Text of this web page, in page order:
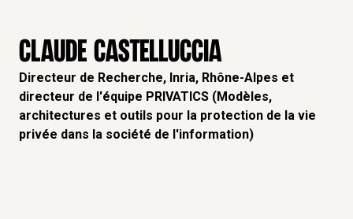
CLAUDE CASTELLUCCIA
Directeur de Recherche, Inria, Rhône-Alpes et
directeur de l'équipe PRIVATICS (Modèles,
architectures et outils pour la protection de la vie
privée dans la société de l'information)